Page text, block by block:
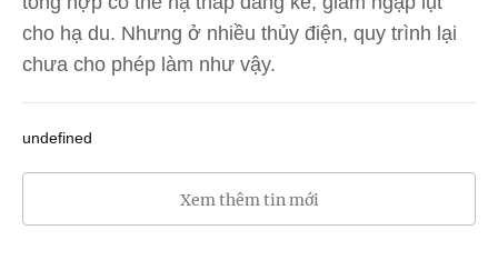
cho hạ du. Nhưng ở nhiều thủy điện, quy trình lại
chưa cho phép làm như vậy.
undefined
Xem thêm tin mới